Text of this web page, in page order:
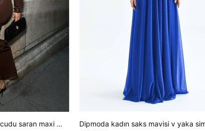
Kadın dekolte detaylı vücudu saran maxi elbise DPDF173